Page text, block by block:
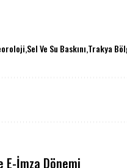
Sel Ve Su Baskını Trakya
E-İmza Dönemi